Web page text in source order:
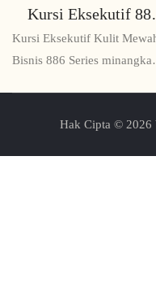
Kursi Eksekutif
Series
Kursi Eksekutif Kulit
Bisnis 886 Series minangka
eksekutif sing njaluk sing
Hak Cipta © 2026